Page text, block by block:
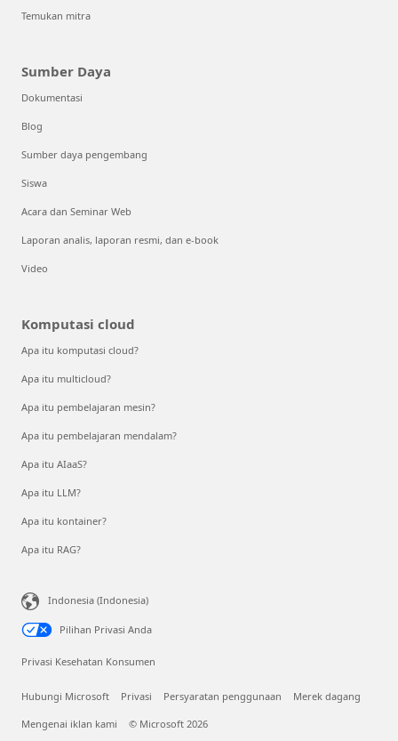
Temukan mitra
Sumber Daya
Dokumentasi
Blog
Sumber daya pengembang
Siswa
Acara dan Seminar Web
Laporan analis, laporan resmi, dan e-book
Video
Komputasi cloud
Apa itu komputasi cloud?
Apa itu multicloud?
Apa itu pembelajaran mesin?
Apa itu pembelajaran mendalam?
Apa itu AIaaS?
Apa itu LLM?
Apa itu kontainer?
Apa itu RAG?
Indonesia (Indonesia)
Pilihan Privasi Anda
Privasi Kesehatan Konsumen
Hubungi Microsoft Privasi Persyaratan penggunaan Merek dagang
Mengenai iklan kami © Microsoft 2026